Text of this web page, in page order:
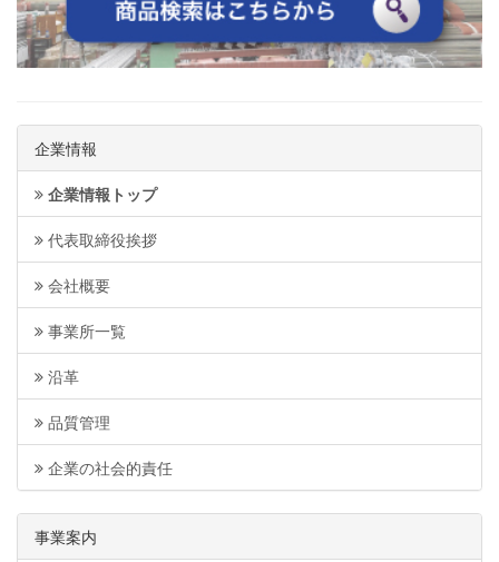
企業情報
企業情報トップ
代表取締役挨拶
会社概要
事業所一覧
沿革
品質管理
企業の社会的責任
事業案内